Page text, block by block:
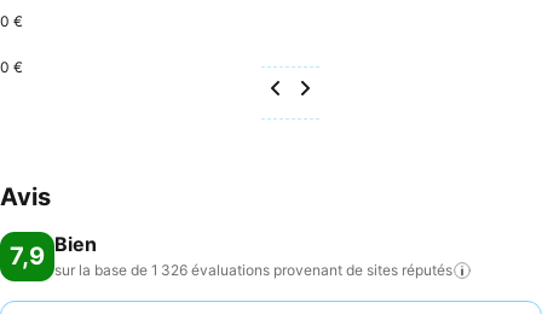
0 €
0 €
Avis
7,9 Bien
sur la base de 1 326 évaluations provenant de sites réputés